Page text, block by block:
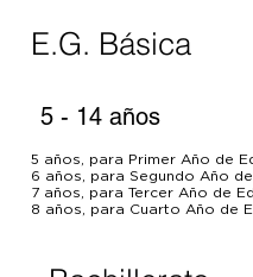
5 años, para Primer Año de
6 años, para Segundo Año
7 años, para Tercer Año de
8 años, para Cuarto Año de
5 - 14 años
E.G. Básica